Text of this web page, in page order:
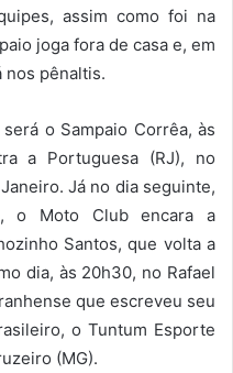
assim como foi na
joga fora de casa e, em
nos pênaltis.
o Sampaio Corrêa, às
a Portuguesa (RJ), no
Já no dia seguinte,
o Moto Club encara a
Santos, que volta a
dia, às 20h30, no Rafael
que escreveu seu
o Tuntum Esporte
(MG).